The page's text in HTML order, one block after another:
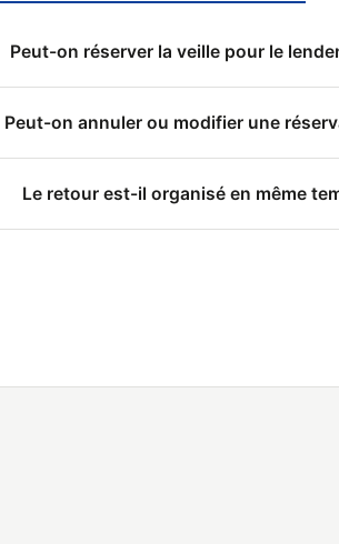
Peut-on réserver la veille pour le
Peut-on annuler ou modifier une
Le retour est-il organisé en même